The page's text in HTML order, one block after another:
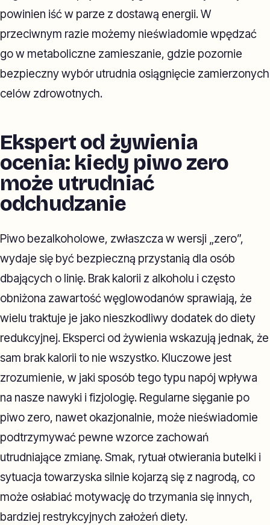
powinien iść w parze z dostawą energii. W
przeciwnym razie możemy nieświadomie wpędzać
go w metaboliczne zamieszanie, gdzie pozornie
bezpieczny wybór utrudnia osiągnięcie zamierzonych
celów zdrowotnych.
Ekspert od żywienia
ocenia: kiedy piwo zero
może utrudniać
odchudzanie
Piwo bezalkoholowe, zwłaszcza w wersji „zero”,
wydaje się być bezpieczną przystanią dla osób
dbających o linię. Brak kalorii z alkoholu i często
obniżona zawartość węglowodanów sprawiają, że
wielu traktuje je jako nieszkodliwy dodatek do diety
redukcyjnej. Eksperci od żywienia wskazują jednak, że
sam brak kalorii to nie wszystko. Kluczowe jest
zrozumienie, w jaki sposób tego typu napój wpływa
na nasze nawyki i fizjologię. Regularne sięganie po
piwo zero, nawet okazjonalnie, może nieświadomie
podtrzymywać pewne wzorce zachowań
utrudniające zmianę. Smak, rytuał otwierania butelki i
sytuacja towarzyska silnie kojarzą się z nagrodą, co
może osłabiać motywację do trzymania się innych,
bardziej restrykcyjnych założeń diety.